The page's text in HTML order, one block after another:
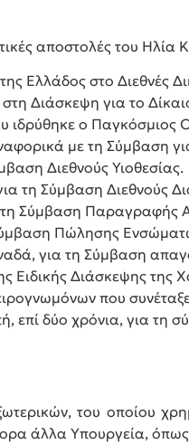
αποστολές του Ηλία
Ελλάδος στο Διεθνές
στη Διάσκεψη για το
ιδρύθηκε ο Παγκόσμιος
με τη Σύμβαση
Διεθνούς Υιοθεσίας.
τη Σύμβαση Διεθνούς
Σύμβαση Παραγραφής
Πώλησης
για τη Σύμβαση
Ειδικής Διάσκεψης
που
επί δύο χρόνια, για τη
του οποίου
άλλα Υπουργεία,